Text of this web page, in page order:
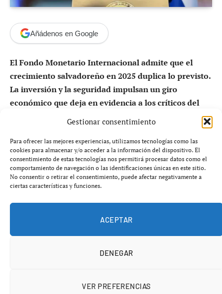
Gestionar consentimiento
Para ofrecer las mejores experiencias, utilizamos tecnologías como las
cookies para almacenar y/o acceder a la información del dispositivo. El
consentimiento de estas tecnologías nos permitirá procesar datos como el
comportamiento de navegación o las identificaciones únicas en este sitio.
No consentir o retirar el consentimiento, puede afectar negativamente a
ciertas características y funciones.
ACEPTAR
DENEGAR
VER PREFERENCIAS
Añádenos en Google
El Fondo Monetario Internacional admite que el
crecimiento salvadoreño en 2025 duplica lo previsto.
La inversión y la seguridad impulsan un giro
económico que deja en evidencia a los críticos del
URL sugerida:
/el-salvador-bukele-crecimiento-
economico-4-fmi
encima de lo esperado